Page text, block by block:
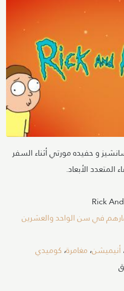
و حفيده مورتي أثناء السفر
المتعدد الأبعاد.
Rick
في سن الواحد والعشرين
أنيميشن،مغامرة،كوميدي